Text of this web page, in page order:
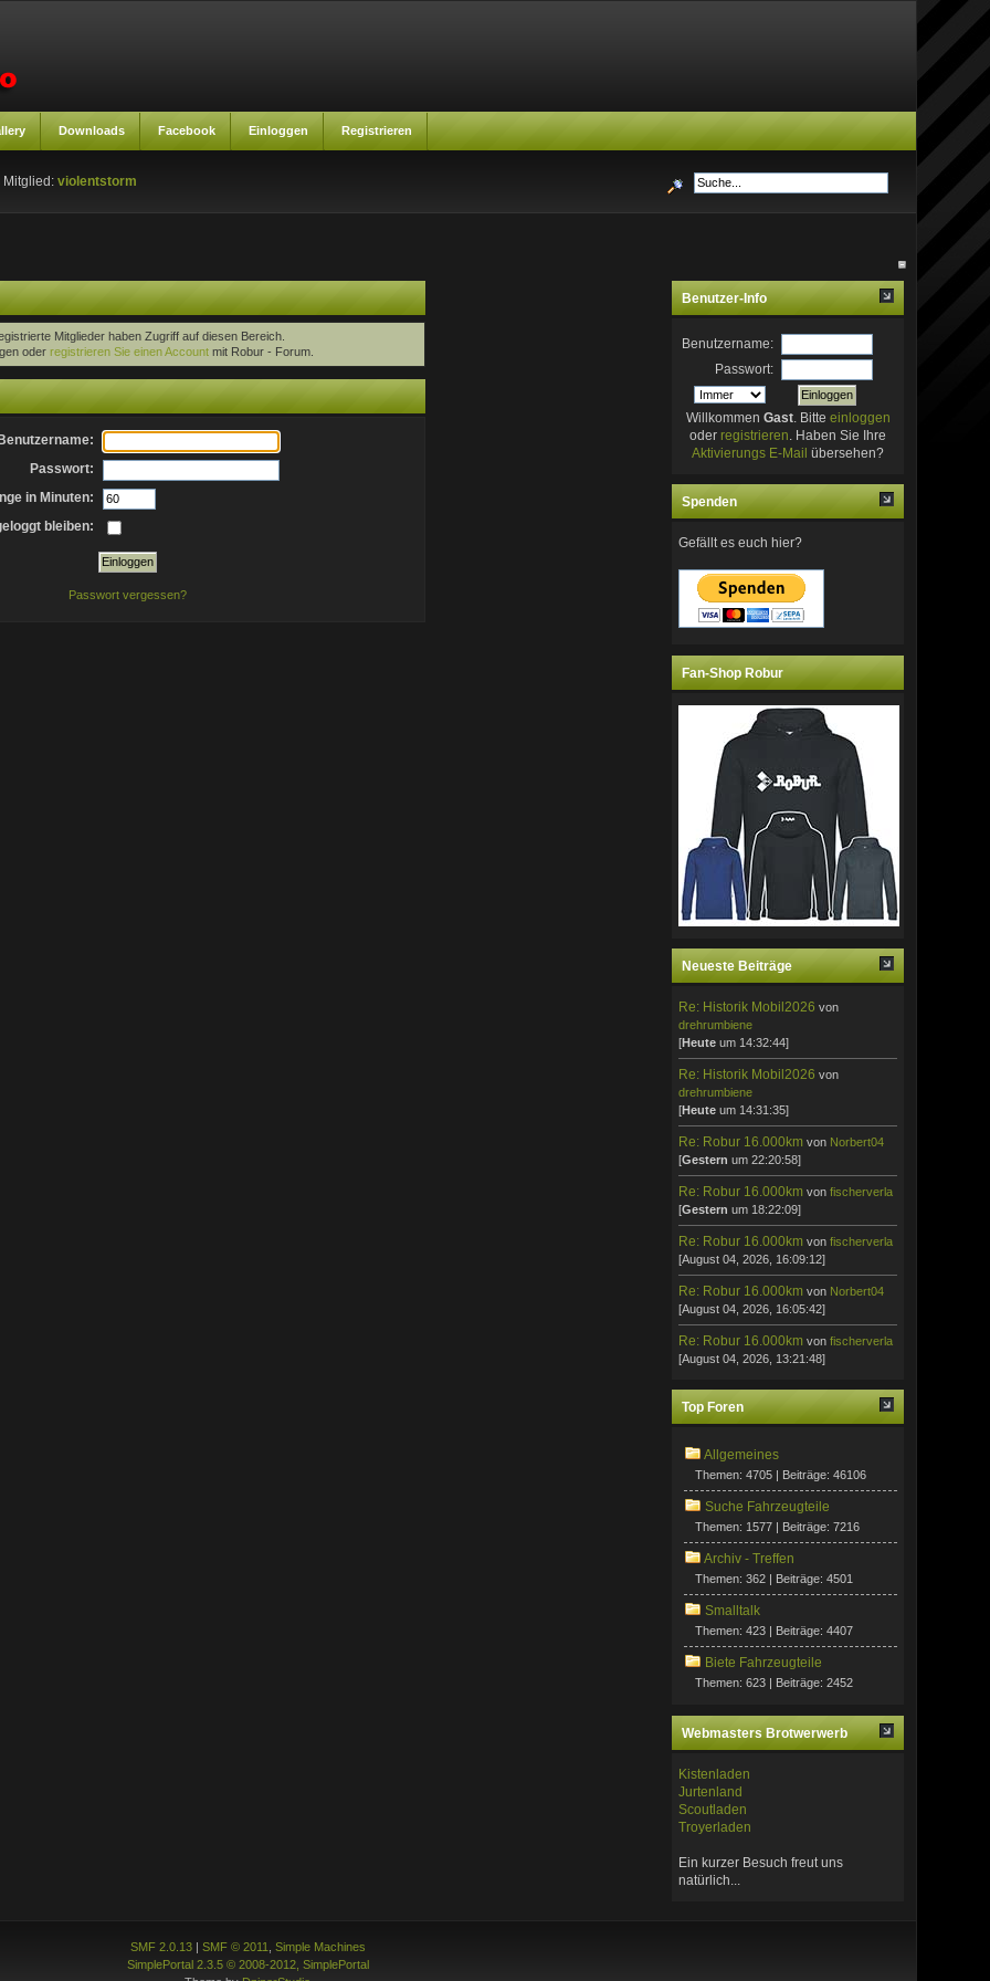
Downloads Facebook Einloggen Registrieren
Mitglied:violentstorm
Mitglieder haben Zugriff auf diesen Bereich.
oder registrieren Sie einen Accountmit Robur - Forum.
Passwort:
in Minuten:
bleiben:
Passwort vergessen?
Benutzer-Info
Benutzername:
Passwort:
Willkommen Gast. Bitte einloggen
oder registrieren . Haben Sie Ihre
Aktivierungs E-Mail übersehen?
Spenden
Gefällt es euch hier?
Fan-Shop Robur
Neueste Beiträge
Re: Historik Mobil2026 von
drehrumbiene
[Heute um 14:32:44]
Re: Historik Mobil2026 von
drehrumbiene
[Heute um 14:31:35]
Re: Robur 16.000km von Norbert04
[Gestern um 22:20:58]
Re: Robur 16.000km vonfischerverla
[Gestern um 18:22:09]
Re: Robur 16.000km vonfischerverla
[August 04, 2026, 16:09:12]
Re: Robur 16.000km von Norbert04
[August 04, 2026, 16:05:42]
Re: Robur 16.000km vonfischerverla
[August 04, 2026, 13:21:48]
Top Foren
Allgemeines
Themen: 4705 | Beiträge: 46106
Suche Fahrzeugteile
Themen: 1577 | Beiträge: 7216
Archiv - Treffen
Themen: 362 | Beiträge: 4501
Smalltalk
Themen: 423 | Beiträge: 4407
Biete Fahrzeugteile
Themen: 623 | Beiträge: 2452
Webmasters Brotwerwerb
Kistenladen
Jurtenland
Scoutladen
Troyerladen
Ein kurzer Besuch freut uns
natürlich...
SMF 2.0.13| SMF © 2011
Simple Machines
SimplePortal 2.3.5 © 2008-2012, SimplePortal